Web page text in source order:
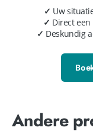
✓ Uw
✓ Direct
✓ Deskundig
Andere